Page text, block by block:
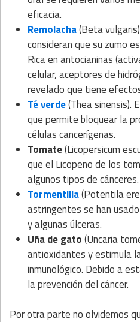
eficacia.
Remolacha(Beta
consideran que su zumo
Rica en antocianinas
celular, aceptores de
revelado que tiene
Té verde(Thea sinensis).
que permite bloquear la
células cancerígenas.
Tomate(Licopersicum
que el Licopeno de los
algunos tipos de cánceres.
Tormentilla(Potentila
astringentes se han
y algunas úlceras.
Uña de gato(Uncaria
antioxidantes y estimula
inmunológico. Debido a
la prevención del cáncer.
Por otra parte no olvidemos